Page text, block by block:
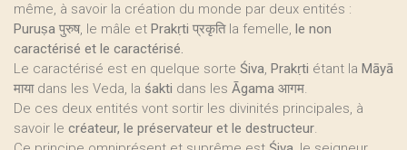
même, à savoir la création du monde par deux entités :
Puruṣa पुरुष, le mâle et Prakṛti प्रकृति la femelle, le non
caractérisé et le caractérisé.
Le caractérisé est en quelque sorte Śiva, Prakṛti étant la Māyā
माया dans les Veda, la śakti dans les Āgama आगम.
De ces deux entités vont sortir les divinités principales, à
savoir le créateur, le préservateur et le destructeur.